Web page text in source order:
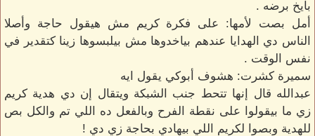
بايخ برضه .
أمل بصت لأمها: على فكرة كريم مش هيقول حاجة وأصلا
الناس دي الهدايا عندهم بياخدوها مش بيلبسوها زينا كتقدير في
نفس الوقت .
سميرة كشرت: هشوف أبوكي يقول ايه
عبدالله قال إنها تتحط جنب الشبكة ويتقال إن دي هدية كريم
زي ما بيقولوا على نقطة الفرح وبالفعل ده اللي تم والكل بص
للهدية وبصوا لكريم اللي بيهادي بحاجة زي دي !